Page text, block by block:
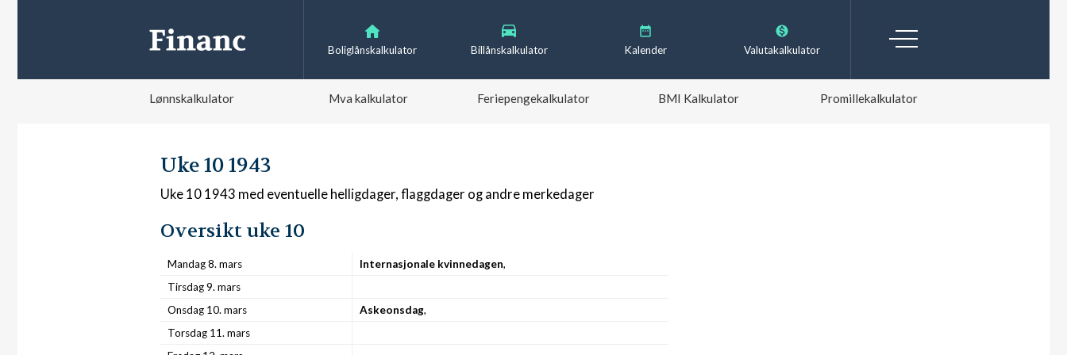
Boliglånskalkulator Billånskalkulator Kalender Valutakalkulator
Lønnskalkulator Mva kalkulator Feriepengekalkulator BMI Kalkulator Promillekalkulator
Uke 10 1943
Uke 10 1943 med eventuelle helligdager, flaggdager og andre merkedager
Oversikt uke 10
Mandag 8. mars Internasjonale kvinnedagen,
Tirsdag 9. mars
Onsdag 10. mars
Askeonsdag,
Torsdag 11. mars